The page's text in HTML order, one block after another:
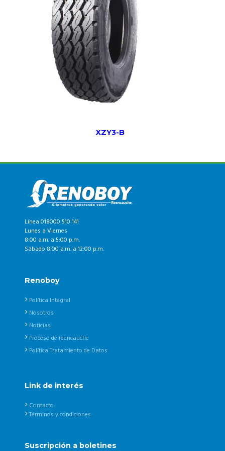
XZY3-B
Línea 018000 510 141
Lunes a Viernes
8:00 a.m. a 5:00 p.m.
Sábado 8:00 a.m. a 12:00 p.m.
Renoboy
Política Integral
Nosotros
Noticias
Proceso de reencauche
Política Tratamiento de Datos
Link de interés
Contacto
Términos y condiciones
Suscripción a boletines